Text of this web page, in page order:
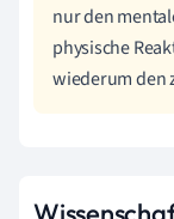
nur den
physische
wiederum den